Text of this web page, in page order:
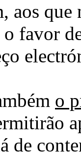
aos
favor
o
de